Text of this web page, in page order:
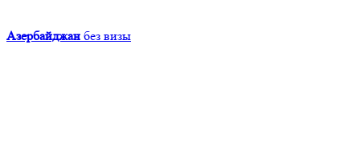
Азербайджан без визы